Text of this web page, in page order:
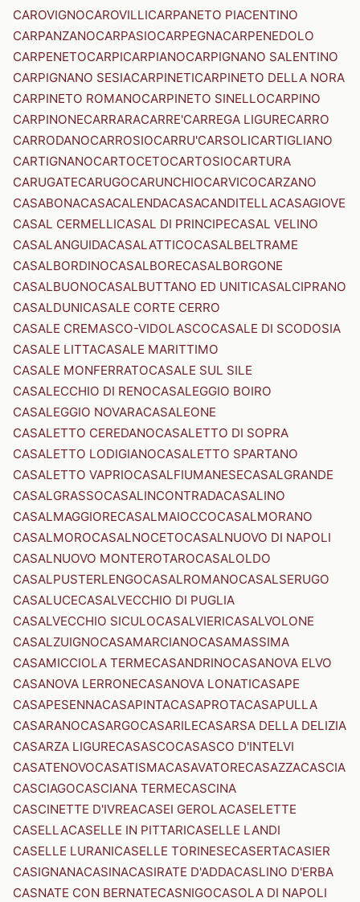
CAROVIGNOCAROVILLICARPANETO PIACENTINO
CARPANZANOCARPASIOCARPEGNACARPENEDOLO
CARPENETOCARPICARPIANOCARPIGNANO SALENTINO
CARPIGNANO SESIACARPINETICARPINETO DELLA NORA
CARPINETO ROMANOCARPINETO SINELLOCARPINO
CARPINONECARRARACARRE'CARREGA LIGURECARRO
CARRODANOCARROSIOCARRU'CARSOLICARTIGLIANO
CARTIGNANOCARTOCETOCARTOSIOCARTURA
CARUGATECARUGOCARUNCHIOCARVICOCARZANO
CASABONACASACALENDACASACANDITELLACASAGIOVE
CASAL CERMELLICASAL DI PRINCIPECASAL VELINO
CASALANGUIDACASALATTICOCASALBELTRAME
CASALBORDINOCASALBORECASALBORGONE
CASALBUONOCASALBUTTANO ED UNITICASALCIPRANO
CASALDUNICASALE CORTE CERRO
CASALE CREMASCO-VIDOLASCOCASALE DI SCODOSIA
CASALE LITTACASALE MARITTIMO
CASALE MONFERRATOCASALE SUL SILE
CASALECCHIO DI RENOCASALEGGIO BOIRO
CASALEGGIO NOVARACASALEONE
CASALETTO CEREDANOCASALETTO DI SOPRA
CASALETTO LODIGIANOCASALETTO SPARTANO
CASALETTO VAPRIOCASALFIUMANESECASALGRANDE
CASALGRASSOCASALINCONTRADACASALINO
CASALMAGGIORECASALMAIOCCOCASALMORANO
CASALMOROCASALNOCETOCASALNUOVO DI NAPOLI
CASALNUOVO MONTEROTAROCASALOLDO
CASALPUSTERLENGOCASALROMANOCASALSERUGO
CASALUCECASALVECCHIO DI PUGLIA
CASALVECCHIO SICULOCASALVIERICASALVOLONE
CASALZUIGNOCASAMARCIANOCASAMASSIMA
CASAMICCIOLA TERMECASANDRINOCASANOVA ELVO
CASANOVA LERRONECASANOVA LONATICASAPE
CASAPESENNACASAPINTACASAPROTACASAPULLA
CASARANOCASARGOCASARILECASARSA DELLA DELIZIA
CASARZA LIGURECASASCOCASASCO D'INTELVI
CASATENOVOCASATISMACASAVATORECASAZZACASCIA
CASCIAGOCASCIANA TERMECASCINA
CASCINETTE D'IVREACASEI GEROLACASELETTE
CASELLACASELLE IN PITTARICASELLE LANDI
CASELLE LURANICASELLE TORINESECASERTACASIER
CASIGNANACASINACASIRATE D'ADDACASLINO D'ERBA
CASNATE CON BERNATECASNIGOCASOLA DI NAPOLI